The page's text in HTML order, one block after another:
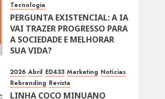
Tecnologia
PERGUNTA EXISTENCIAL: A IA
VAI TRAZER PROGRESSO PARA
A SOCIEDADE E MELHORAR
SUA VIDA?
2026 Abril ED433 Marketing Notícias
Rebranding Revista
LINHA COCO MINUANO